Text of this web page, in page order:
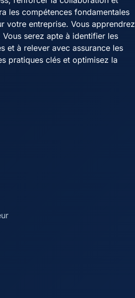
les compétences fondamentales
votre entreprise. Vous apprendrez
serez apte à identifier les
et à relever avec assurance les
pratiques clés et optimisez la